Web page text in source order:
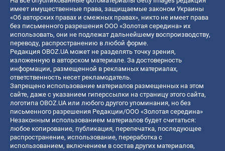
имеет имущественные права, защищаемые законом Украины
«Об авторских правах и смежных правах», никто не имеет права
без письменного разрешения ООО «Золотая середина» их
использовать, они не подлежат дальнейшему воспроизводству,
переводу, распространению в любой форме.
Редакция OBOZ.UA может не разделять точку зрения,
изложенную в авторском материале. За достоверность
информации, размещенной в рекламных материалах,
ответственность несет рекламодатель.
Запрещено использование материалов размещенных на этом
сайте, даже с указанием гиперссылки на страницу этого сайта,
логотипа OBOZ.UA или любого другого упоминания, но без
письменного разрешения Редакции/ООО «Золотая середина»
Незаконным использованием материалов будет считаться:
любое копирование, публикация, перепечатка, последующее
распространение, использование, переработка с
использованием, включением в состав других материалов,